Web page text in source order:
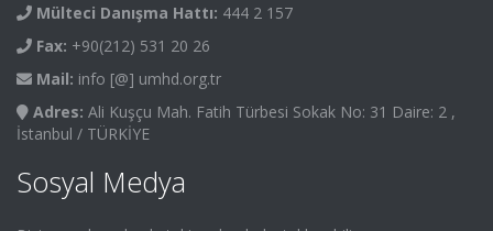
Mülteci Danışma Hattı: 444 2 157
Fax: +90(212) 531 20 26
Mail: info [@] umhd.org.tr
Adres: Ali Kuşçu Mah. Fatih Türbesi Sokak No: 31 Daire: 2 ,
İstanbul / TÜRKİYE
Sosyal Medya